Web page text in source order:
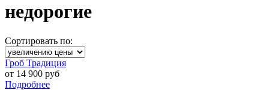
недорогие
Сортировать по:
Гроб Традиция
от 14 900 руб
Подробнее